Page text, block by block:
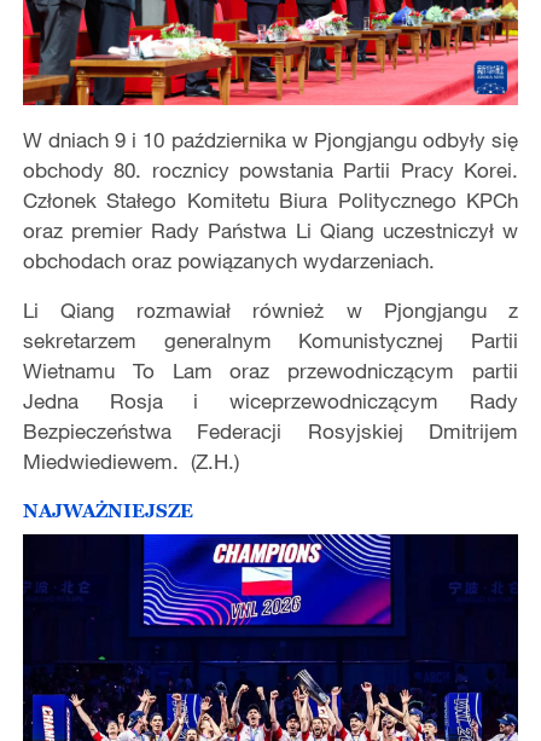
W dniach 9 i 10 października w Pjongjangu odbyły się
obchody 80. rocznicy powstania Partii Pracy Korei.
Członek Stałego Komitetu Biura Politycznego KPCh
oraz premier Rady Państwa Li Qiang uczestniczył w
obchodach oraz powiązanych wydarzeniach.
Li Qiang rozmawiał również w Pjongjangu z
sekretarzem generalnym Komunistycznej Partii
Wietnamu To Lam oraz przewodniczącym partii
Jedna Rosja i wiceprzewodniczącym Rady
Bezpieczeństwa Federacji Rosyjskiej Dmitrijem
Miedwiediewem. (Z.H.)
NAJWAŻNIEJSZE